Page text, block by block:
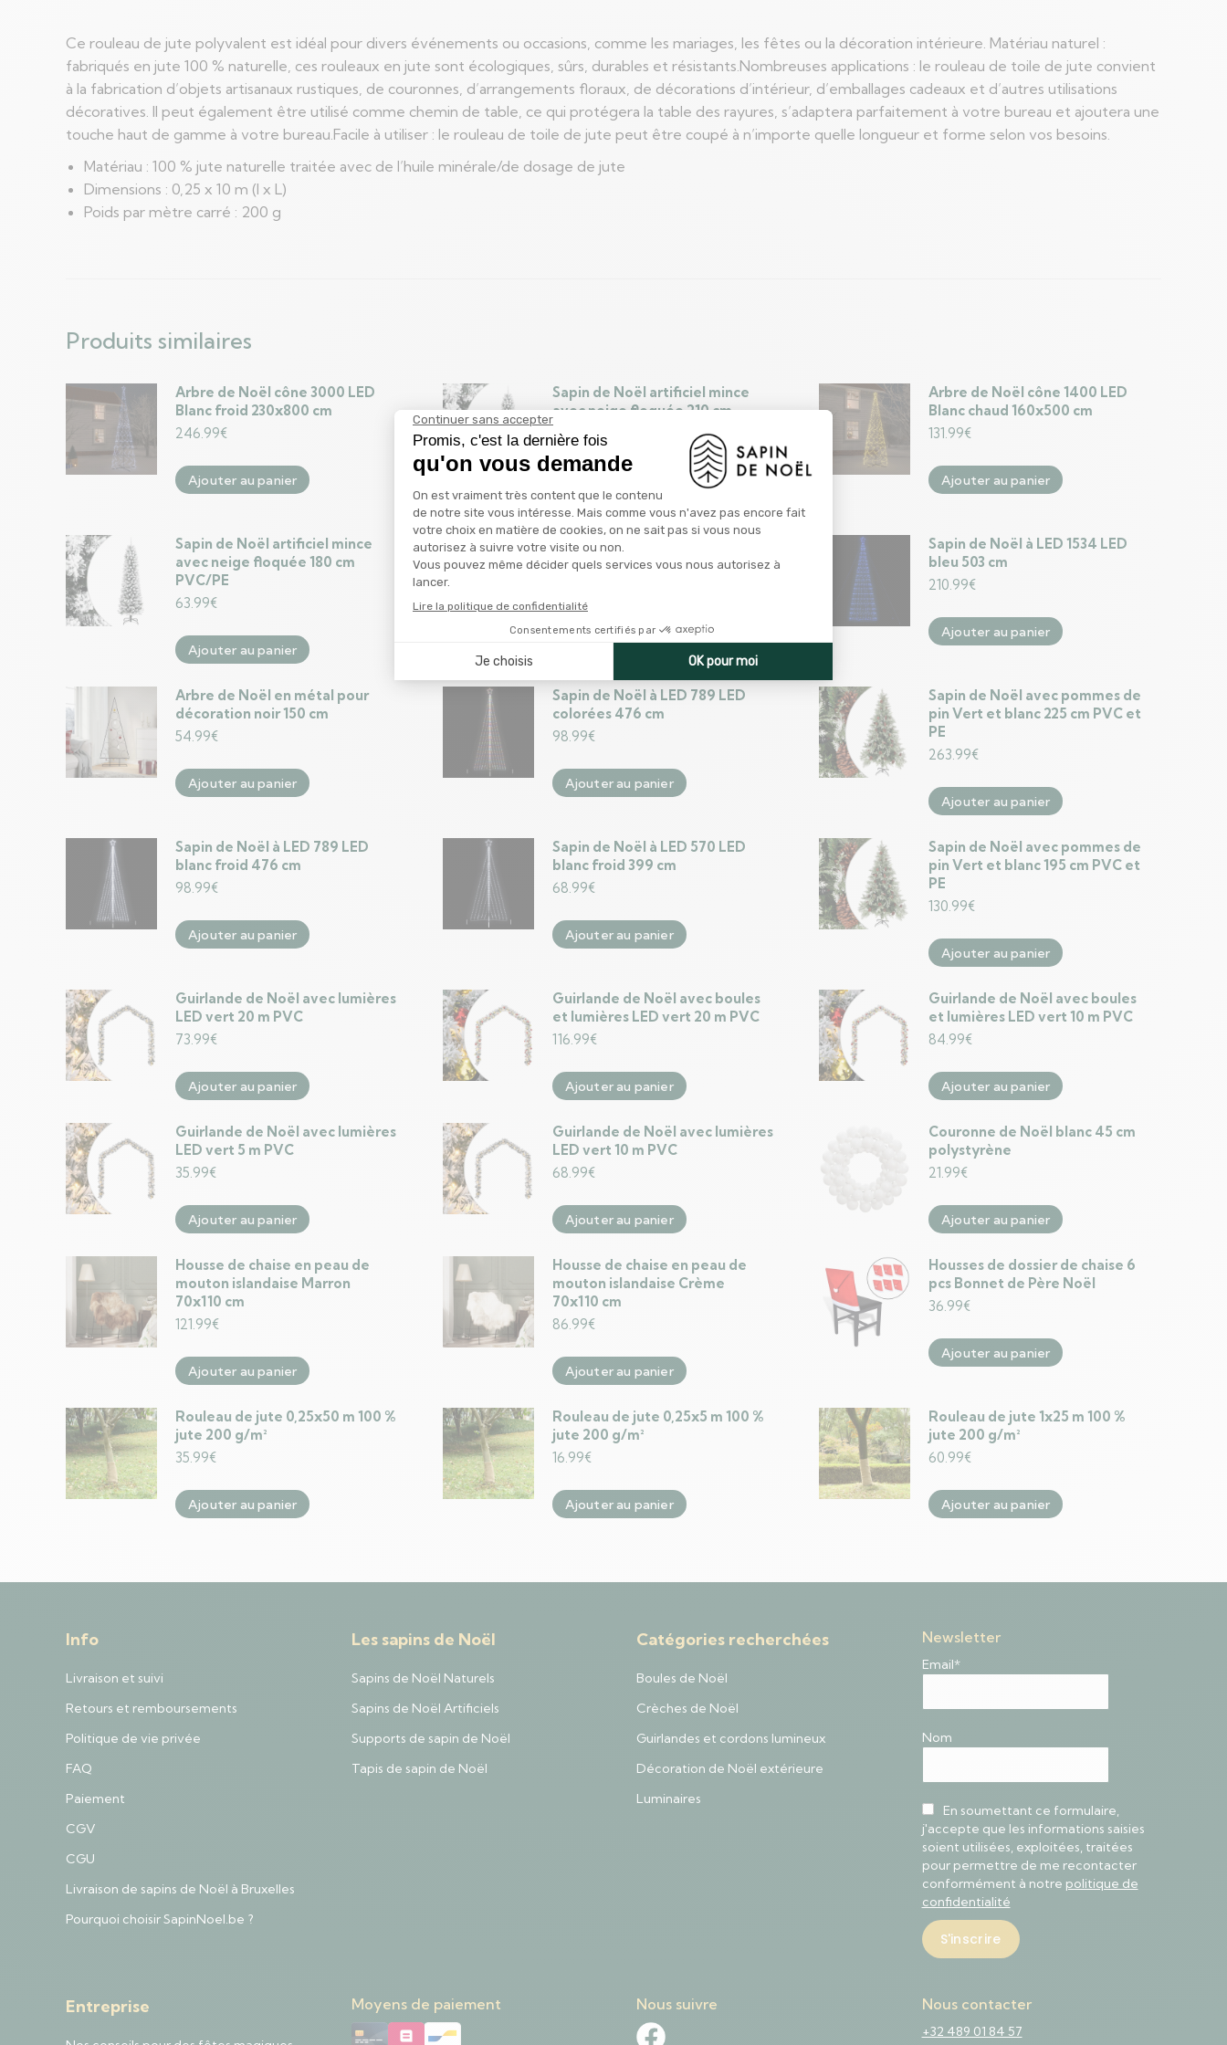
Ce rouleau de jute polyvalent est idéal pour divers événements ou occasions, comme les mariages, les fêtes ou la décoration intérieure. Matériau naturel :
fabriqués en jute 100 % naturelle, ces rouleaux en jute sont écologiques, sûrs, durables et résistants.Nombreuses applications : le rouleau de toile de jute convient
à la fabrication d’objets artisanaux rustiques, de couronnes, d’arrangements floraux, de décorations d’intérieur, d’emballages cadeaux et d’autres utilisations
décoratives. Il peut également être utilisé comme chemin de table, ce qui protégera la table des rayures, s’adaptera parfaitement à votre bureau et ajoutera une
touche haut de gamme à votre bureau.Facile à utiliser : le rouleau de toile de jute peut être coupé à n’importe quelle longueur et forme selon vos besoins.
Matériau : 100 % jute naturelle traitée avec de l’huile minérale/de dosage de jute
Dimensions : 0,25 x 10 m (l x L)
Poids par mètre carré : 200 g
Produits similaires
Arbre de Noël cône 3000 LED
Blanc froid 230x800 cm
246.99€
Ajouter au panier
Sapin de Noël artificiel mince
avec neige floquée 210 cm
PVC/PE
82.99 €
Ajouter au panier
Arbre de Noël cône 1400 LED
Blanc chaud 160x500 cm
131.99€
Ajouter au panier
Sapin de Noël artificiel mince
avec neige floquée 180 cm
PVC/PE
63.99€
Ajouter au panier
Sapin de Noël artificiel mince
avec neige floquée 150 cm
60.99€
Sapin de Noël à LED 1534 LED
bleu 503 cm
210.99€
Ajouter au panier
Arbre de Noël en métal pour
décoration noir 150 cm
54.99€
Ajouter au panier
Sapin de Noël à LED 789 LED
colorées 476 cm
98.99€
Ajouter au panier
Sapin de Noël avec pommes de
pin Vert et blanc 225 cm PVC et
PE
263.99€
Ajouter au panier
Sapin de Noël à LED 789 LED
blanc froid 476 cm
98.99€
Ajouter au panier
Sapin de Noël à LED 570 LED
blanc froid 399 cm
68.99€
Ajouter au panier
Sapin de Noël avec pommes de
pin Vert et blanc 195 cm PVC et
PE
130.99€
Ajouter au panier
Guirlande de Noël avec lumières
LED vert 20 m PVC
73.99€
Ajouter au panier
Guirlande de Noël avec boules
et lumières LED vert 20 m PVC
116.99€
Ajouter au panier
Guirlande de Noël avec boules
et lumières LED vert 10 m PVC
84.99€
Ajouter au panier
Guirlande de Noël avec lumières
LED vert 5 m PVC
35.99€
Ajouter au panier
Guirlande de Noël avec lumières
LED vert 10 m PVC
68.99€
Ajouter au panier
Couronne de Noël blanc 45 cm
polystyrène
21.99€
Ajouter au panier
Housse de chaise en peau de
mouton islandaise Marron
70x110 cm
121.99€
Ajouter au panier
Housse de chaise en peau de
mouton islandaise Crème
70x110 cm
86.99€
Ajouter au panier
Housses de dossier de chaise 6
pcs Bonnet de Père Noël
36.99€
Ajouter au panier
Rouleau de jute 0,25x50 m 100 %
jute 200 g/m²
35.99€
Ajouter au panier
Rouleau de jute 0,25x5 m 100 %
jute 200 g/m²
16.99€
Ajouter au panier
Rouleau de jute 1x25 m 100 %
jute 200 g/m²
60.99€
Ajouter au panier
Info
Livraison et suivi
Retours et remboursements
Politique de vie privée
FAQ
Paiement
CGV
CGU
Livraison de sapins de Noël à Bruxelles
Pourquoi choisir SapinNoel.be ?
Les sapins de Noël
Sapins de Noël Naturels
Sapins de Noël Artificiels
Supports de sapin de Noël
Tapis de sapin de Noël
Catégories recherchées
Boules de Noël
Crèches de Noël
Guirlandes et cordons lumineux
Décoration de Noël extérieure
Luminaires
Newsletter
Email*
Nom
En soumettant ce formulaire,
j'accepte que les informations saisies
soient utilisées, exploitées, traitées
pour permettre de me recontacter
conformément à notre politique de
confidentialité
Entreprise Moyens de paiement Nous suivre Nous contacter
+32 489 01 84 57